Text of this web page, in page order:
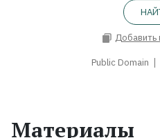
Добавить
Public Domain
Материалы